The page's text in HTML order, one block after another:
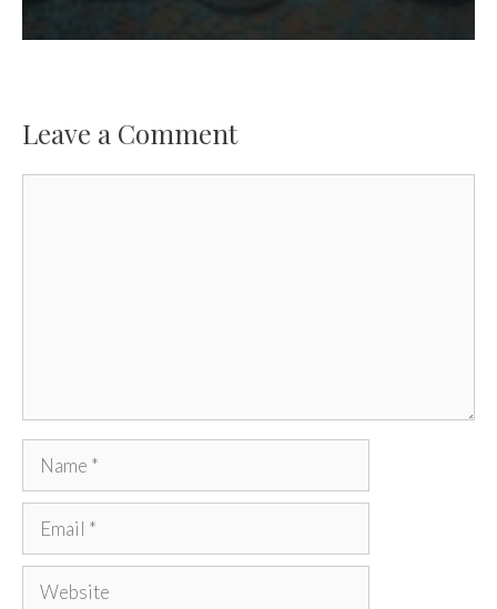
Leave a Comment
Name
Email
Website